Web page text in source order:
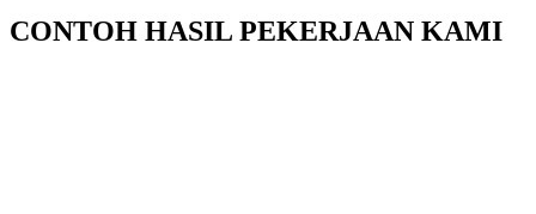
CONTOH HASIL PEKERJAAN KAMI